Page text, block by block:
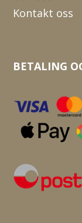
Kontakt oss
BETALING